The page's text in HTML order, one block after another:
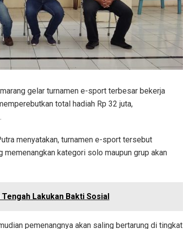
gelar turnamen e-sport terbesar bekerja
total hadiah Rp 32 juta,
menyatakan, turnamen e-sport tersebut
kategori solo maupun grup akan
Lakukan Bakti Sosial
pemenangnya akan saling bertarung di tingkat